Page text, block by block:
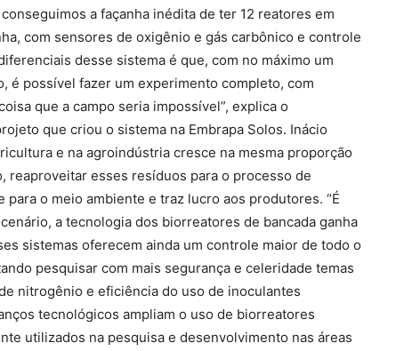
a façanha inédita de ter 12 reatores em
com sensores de oxigênio e gás carbônico e controle
desse sistema é que, com no máximo um
é possível fazer um experimento completo, com
que a campo seria impossível”, explica o
que criou o sistema na Embrapa Solos. Inácio
e na agroindústria cresce na mesma proporção
reaproveitar esses resíduos para o processo de
o meio ambiente e traz lucro aos produtores. “É
a tecnologia dos biorreatores de bancada ganha
sistemas oferecem ainda um controle maior de todo o
pesquisar com mais segurança e celeridade temas
nitrogênio e eficiência do uso de inoculantes
tecnológicos ampliam o uso de biorreatores
utilizados na pesquisa e desenvolvimento nas áreas